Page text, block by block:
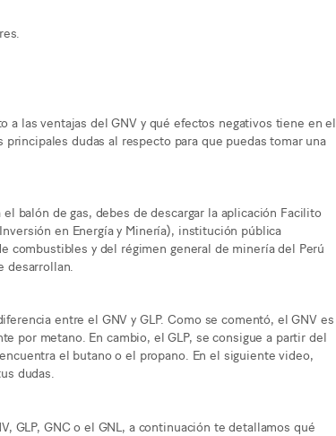
a las ventajas del GNV y qué efectos negativos tiene en el
dudas al respecto para que puedas tomar una
balón de gas, debes de descargar la aplicación Facilito
en Energía y Minería), institución pública
combustibles y del régimen general de minería del Perú
desarrollan.
entre el GNV y GLP. Como se comentó, el GNV es
por metano. En cambio, el GLP, se consigue a partir del
el butano o el propano. En el siguiente video,
dudas.
GLP, GNC o el GNL, a continuación te detallamos qué